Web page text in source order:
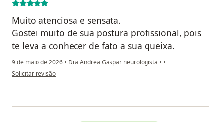
Muito atenciosa e sensata.
Gostei muito de sua postura profissional, pois
te leva a conhecer de fato a sua queixa.
9 de maio de 2026 • Dra Andrea Gaspar neurologista • •
na opinião do utilizador Michele Maestri
Solicitar revisão